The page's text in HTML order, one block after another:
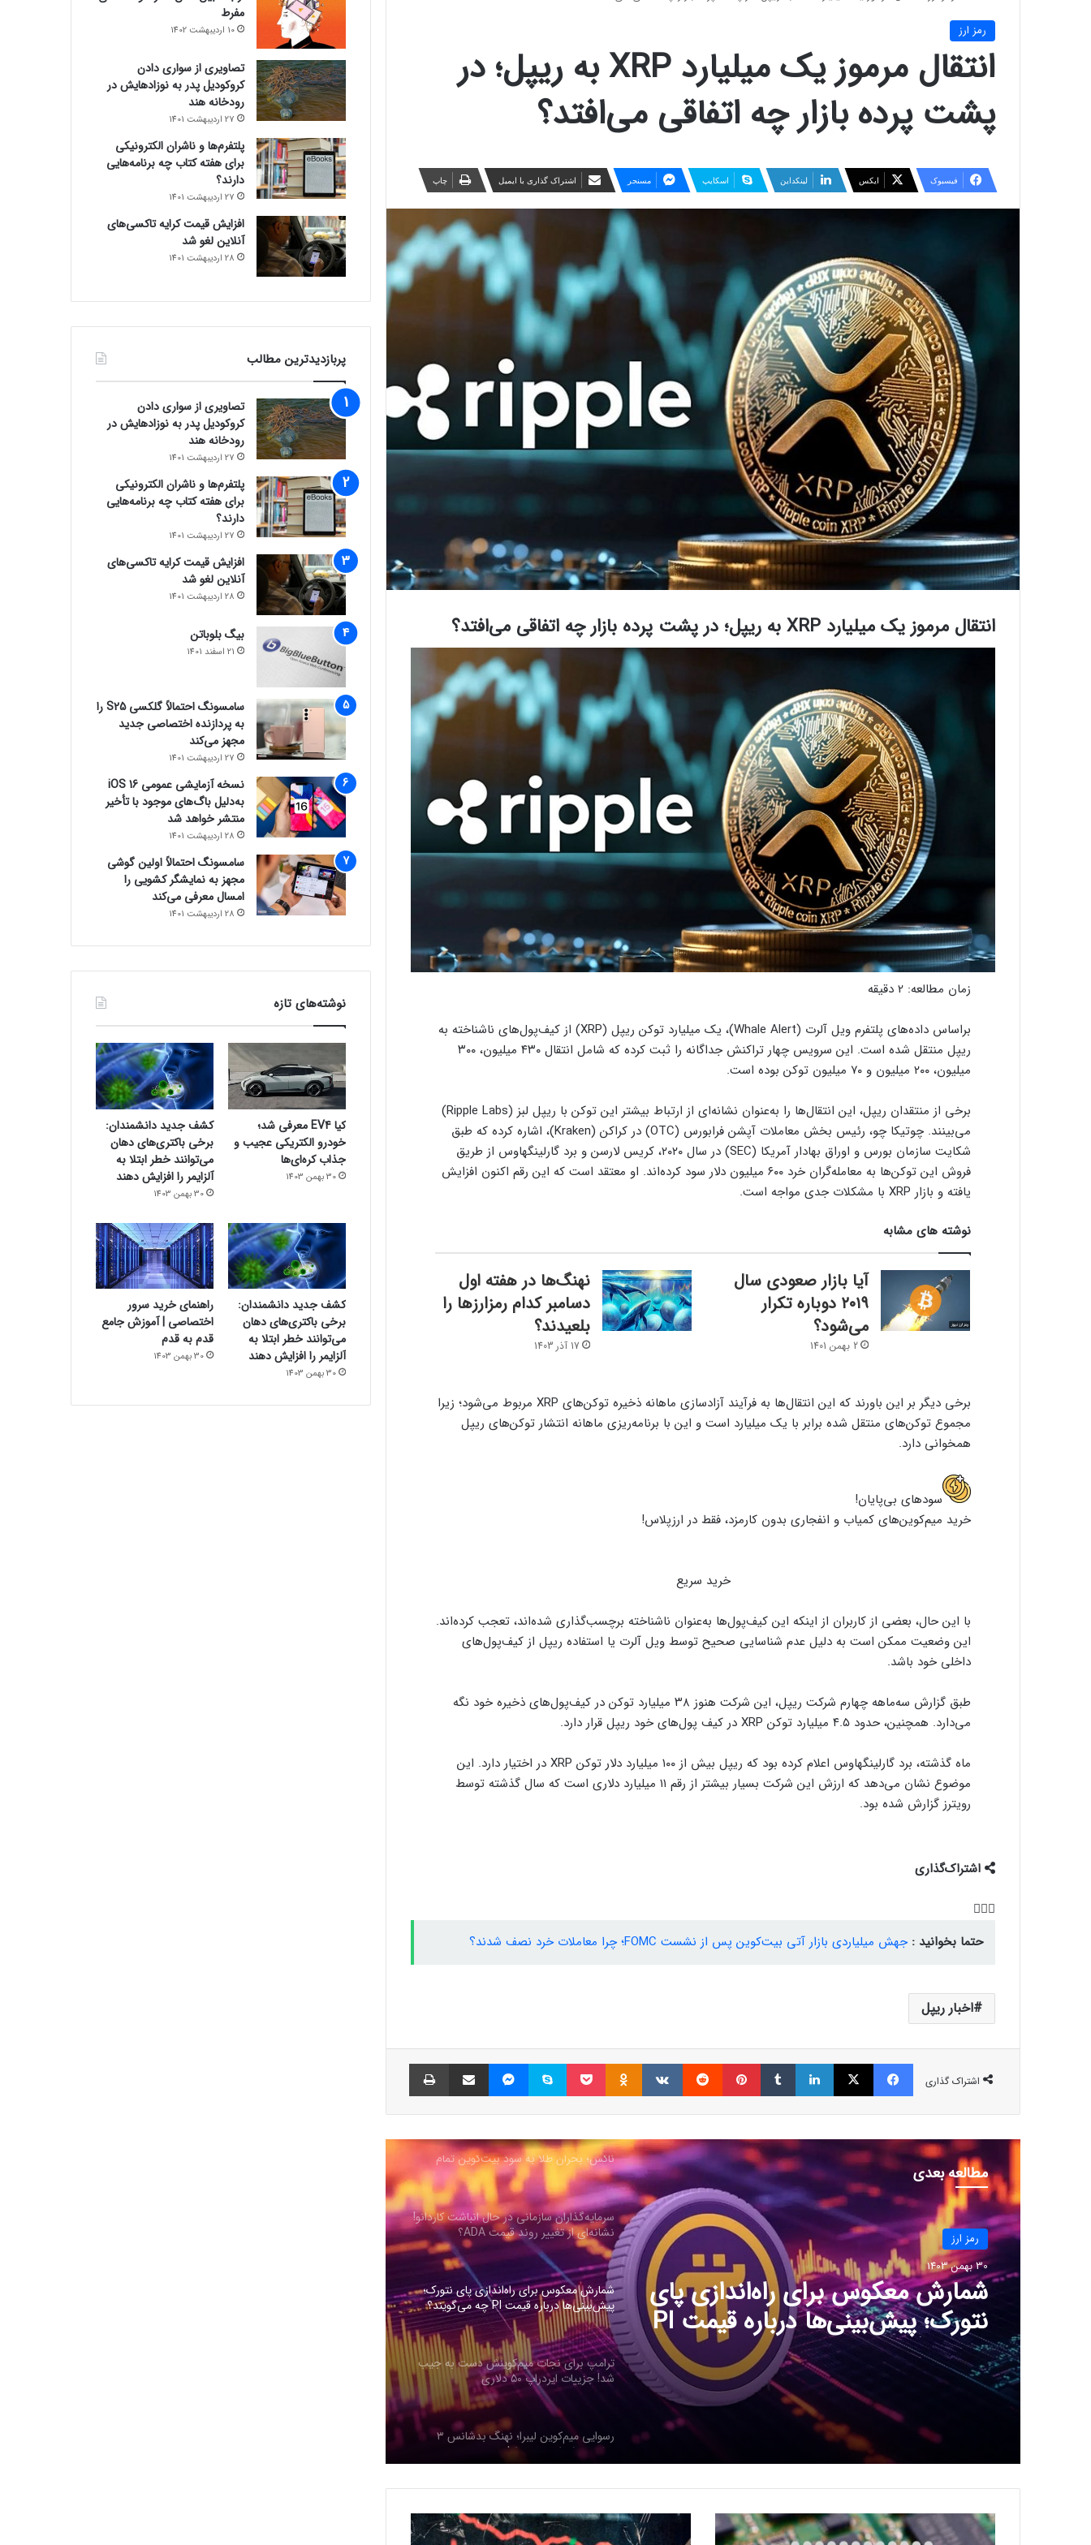
رمز ارز
انتقال مرموز یک میلیارد XRP به ریپل؛ در
پشت پرده بازار چه اتفاقی می‌افتد؟
فیسبوک ایکس لینکداین اسکایپ مسنجر اشتراک گذاری با ایمیل چاپ
انتقال مرموز یک میلیارد XRP به ریپل؛ در پشت پرده بازار چه اتفاقی می‌افتد؟
زمان مطالعه: 2 دقیقه
براساس داده‌های پلتفرم ویل آلرت (Whale Alert)، یک میلیارد توکن ریپل (XRP) از کیف‌پول‌های ناشناخته به
ریپل منتقل شده است. این سرویس چهار تراکنش جداگانه را ثبت کرده که شامل انتقال ۴۳۰ میلیون، ۳۰۰
میلیون، ۲۰۰ میلیون و ۷۰ میلیون توکن بوده است.
برخی از منتقدان ریپل، این انتقال‌ها را به‌عنوان نشانه‌ای از ارتباط بیشتر این توکن با ریپل لبز (Ripple Labs)
می‌بینند. چوتیکا چو، رئیس بخش معاملات آپشن فرابورس (OTC) در کراکن (Kraken)، اشاره کرده که طبق
شکایت سازمان بورس و اوراق بهادار آمریکا (SEC) در سال ۲۰۲۰، کریس لارسن و برد گارلینگهاوس از طریق
فروش این توکن‌ها به معامله‌گران خرد ۶۰۰ میلیون دلار سود کرده‌اند. او معتقد است که این رقم اکنون افزایش
یافته و بازار XRP با مشکلات جدی مواجه است.
نوشته های مشابه
آیا بازار صعودی سال
۲۰۱۹ دوباره تکرار
می‌شود؟
2 بهمن 1401
نهنگ‌ها در هفته اول
دسامبر کدام رمزارزها را
بلعیدند؟
17 آذر 1403
برخی دیگر بر این باورند که این انتقال‌ها به فرآیند آزادسازی ماهانه ذخیره توکن‌های XRP مربوط می‌شود؛ زیرا
مجموع توکن‌های منتقل شده برابر با یک میلیارد است و این با برنامه‌ریزی ماهانه انتشار توکن‌های ریپل
همخوانی دارد.
سود‌های بی‌پایان!
خرید میم‌کوین‌های کمیاب و انفجاری بدون کارمزد، فقط در ارزپلاس!
خرید سریع
با این حال، بعضی از کاربران از اینکه این کیف‌پول‌ها به‌عنوان ناشناخته برچسب‌گذاری شده‌اند، تعجب کرده‌اند.
این وضعیت ممکن است به دلیل عدم شناسایی صحیح توسط ویل آلرت یا استفاده ریپل از کیف‌پول‌های
داخلی خود باشد.
طبق گزارش سه‌ماهه چهارم شرکت ریپل، این شرکت هنوز ۳۸ میلیارد توکن در کیف‌پول‌های ذخیره خود نگه
می‌دارد. همچنین، حدود ۴.۵ میلیارد توکن XRP در کیف پول‌های خود ریپل قرار دارد.
ماه گذشته، برد گارلینگهاوس اعلام کرده بود که ریپل بیش از ۱۰۰ میلیارد دلار توکن XRP در اختیار دارد. این
موضوع نشان می‌دهد که ارزش‌ این شرکت بسیار بیشتر از رقم ۱۱ میلیارد دلاری است که سال گذشته توسط
رویترز گزارش شده بود.
اشتراک‌گذاری
حتما بخوانید :جهش میلیاردی بازار آتی بیت‌کوین پس از نشست FOMC؛ چرا معاملات خرد نصف شدند؟
اخبار ریپل
اشتراک گذاری
فیسبوک ایکس لینکداین تامبلر پینتریست Reddit
VKontakte
Odnoklassniki پاکت اسکایپ مسنجر اشتراک گذاری با ایمیل
مطالعه بعدی
رمز ارز
30 بهمن 1403
ترامپ برای نجات میم‌کوینش دست
به جیب شد! جزییات ایردراپ ۵۰
دلاری
ناکس؛ بحران طلا به سود بیت‌کوین تمام
می‌شود؟
نشانه‌ای از تغییر روند قیمت ADA؟
شمارش معکوس برای راه‌اندازی پای نتورک؛
پیش‌بینی‌ها درباره قیمت PI چه می‌گویند؟
ترامپ برای نجات میم‌کوینش دست به جیب
شد! جزییات ایردراپ ۵۰ دلاری
رسوایی میم‌کوین لیبرا؛ نهنگ بدشانس ۳
میلیون دلار از دست داد!
رکود کم‌سابقه در بازار بیت‌کوین؛ حرکت بعدی
قیمت همه را غافلگیر خواهد کرد!
جهش ناگهانی توکن هایپ با راه‌اندازی
HyperEVM؛ صعود به ۳۰ دلار نزدیک است؟
ا
ف
ح
مفرط
10 اردیبهشت 1402
تصاویری از سواری دادن
کروکودیل پدر به نوزادهایش در
رودخانه هند
27 اردیبهشت 1401
پلتفرم‌ها و ناشران الکترونیکی
برای هفته کتاب چه برنامه‌هایی
دارند؟
27 اردیبهشت 1401
افزایش قیمت کرایه تاکسی‌های
آنلاین لغو شد
28 اردیبهشت 1401
پربازدیدترین مطالب
تصاویری از سواری دادن
کروکودیل پدر به نوزادهایش در
رودخانه هند
27 اردیبهشت 1401
پلتفرم‌ها و ناشران الکترونیکی
برای هفته کتاب چه برنامه‌هایی
دارند؟
27 اردیبهشت 1401
افزایش قیمت کرایه تاکسی‌های
آنلاین لغو شد
28 اردیبهشت 1401
بیگ بلوباتن
21 اسفند 1401
سامسونگ احتمالاً گلکسی S25 را
به پردازنده اختصاصی جدید
مجهز می‌کند
27 اردیبهشت 1401
نسخه آزمایشی عمومی iOS 16
به‌دلیل باگ‌های موجود با تأخیر
منتشر خواهد شد
28 اردیبهشت 1401
سامسونگ احتمالاً اولین گوشی
مجهز به نمایشگر کشویی را
امسال معرفی می‌کند
28 اردیبهشت 1401
نوشته‌های تازه
کیا EV4 معرفی شد؛
خودرو الکتریکی عجیب و
جذاب کره‌ای‌ها
30 بهمن 1403
کشف جدید دانشمندان:
برخی باکتری‌های دهان
می‌توانند خطر ابتلا به
آلزایمر را افزایش دهند
30 بهمن 1403
کشف جدید دانشمندان:
برخی باکتری‌های دهان
می‌توانند خطر ابتلا به
آلزایمر را افزایش دهند
30 بهمن 1403
راهنمای خرید سرور
اختصاصی | آموزش جامع
قدم به قدم
30 بهمن 1403